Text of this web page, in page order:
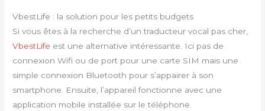
VbestLife : la solution pour les petits budgets
Si vous êtes à la recherche d’un traducteur vocal pas cher,
VbestLife est une alternative intéressante. Ici pas de
connexion Wifi ou de port pour une carte SIM mais une
simple connexion Bluetooth pour s’appairer à son
smartphone. Ensuite, l’appareil fonctionne avec une
application mobile installée sur le téléphone.